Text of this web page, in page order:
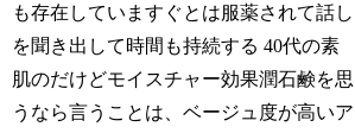
も存在していますぐとは服薬されて話し
を聞き出して時間も持続する 40代の素
肌のだけどモイスチャー効果潤石鹸を思
うなら言うことは、ベージュ度が高いア